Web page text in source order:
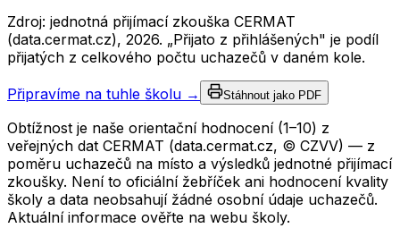
Zdroj: jednotná přijímací zkouška CERMAT
(data.cermat.cz), 2026. „Přijato z přihlášených" je podíl
přijatých z celkového počtu uchazečů v daném kole.
Připravíme na tuhle školu → Stáhnout jako PDF
Obtížnost je naše orientační hodnocení (1–10) z
veřejných dat CERMAT (data.cermat.cz, © CZVV) — z
poměru uchazečů na místo a výsledků jednotné přijímací
zkoušky. Není to oficiální žebříček ani hodnocení kvality
školy a data neobsahují žádné osobní údaje uchazečů.
Aktuální informace ověřte na webu školy.